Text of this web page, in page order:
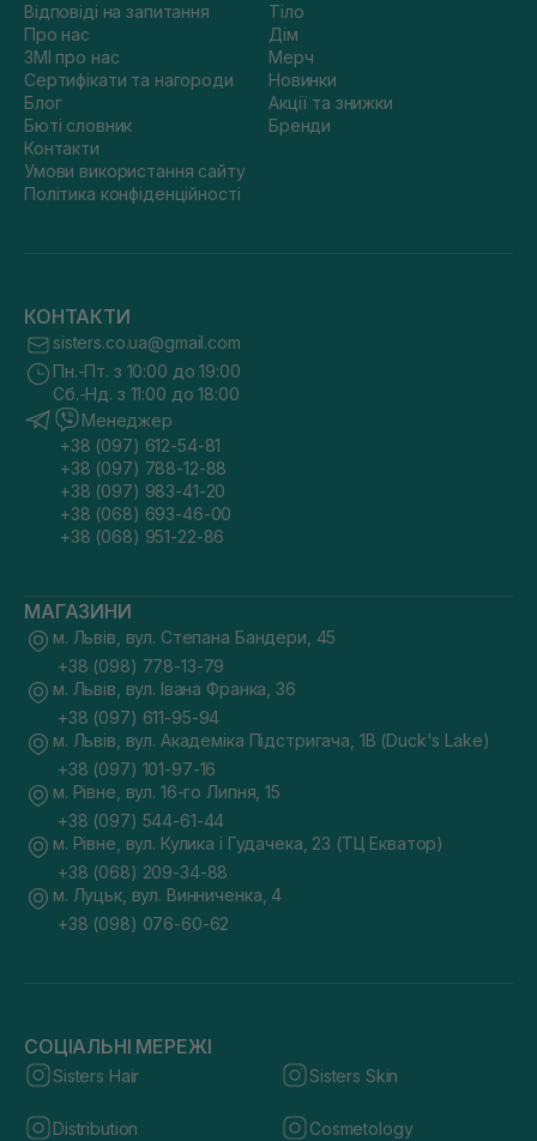
Відповіді на запитання
Про нас
ЗМІ про нас
Сертифікати та нагороди
Блог
Бюті словник
Контакти
Умови використання сайту
Політика конфіденційності
Тіло
Дім
Мерч
Новинки
Акції та знижки
Бренди
КОНТАКТИ
sisters.co.ua@gmail.com
Пн.-Пт. з 10:00 до 19:00
Сб.-Нд. з 11:00 до 18:00
Менеджер
+38 (097) 612-54-81
+38 (097) 788-12-88
+38 (097) 983-41-20
+38 (068) 693-46-00
+38 (068) 951-22-86
МАГАЗИНИ
м. Львів, вул. Степана Бандери, 45
+38 (098) 778-13-79
м. Львів, вул. Івана Франка, 36
+38 (097) 611-95-94
м. Львів, вул. Академіка Підстригача, 1В (Duck's Lake)
+38 (097) 101-97-16
м. Рівне, вул. 16-го Липня, 15
+38 (097) 544-61-44
м. Рівне, вул. Кулика і Гудачека, 23 (ТЦ Екватор)
+38 (068) 209-34-88
м. Луцьк, вул. Винниченка, 4
+38 (098) 076-60-62
СОЦІАЛЬНІ МЕРЕЖІ
Sisters Hair Sisters Skin
Distribution Cosmetology